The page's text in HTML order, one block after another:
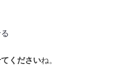
くださいね。